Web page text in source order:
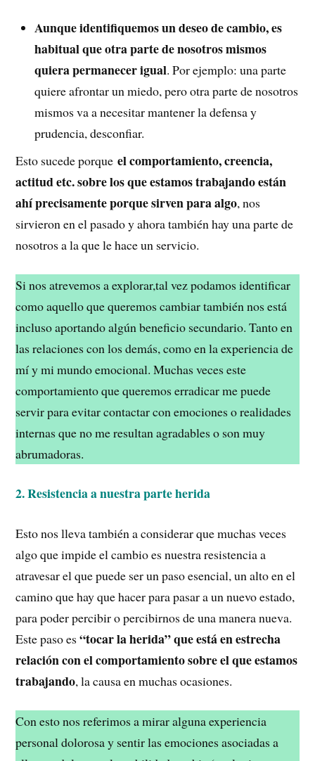
Aunque identifiquemos un deseo de cambio, es
habitual que otra parte de nosotros mismos
quiera permanecer igual. Por ejemplo: una parte
quiere afrontar un miedo, pero otra parte de nosotros
mismos va a necesitar mantener la defensa y
prudencia, desconfiar.
Esto sucede porqueel comportamiento, creencia,
actitud etc. sobre los que estamos trabajando están
ahí precisamente porque sirven para algo, nos
sirvieron en el pasado y ahora también hay una parte de
nosotros a la que le hace un servicio.
Si nos atrevemos a explorar,tal vez podamos identificar
como aquello que queremos cambiar también nos está
incluso aportando algún beneficio secundario. Tanto en
las relaciones con los demás, como en la experiencia de
mí y mi mundo emocional. Muchas veces este
comportamiento que queremos erradicar me puede
servir para evitar contactar con emociones o realidades
internas que no me resultan agradables o son muy
abrumadoras.
2. Resistencia a nuestra parte herida
Esto nos lleva también a considerar que muchas veces
algo que impide el cambio es nuestra resistencia a
atravesar el que puede ser un paso esencial, un alto en el
camino que hay que hacer para pasar a un nuevo estado,
para poder percibir o percibirnos de una manera nueva.
Este paso es“tocar la herida” que está en estrecha
relación con el comportamiento sobre el que estamos
trabajando, la causa en muchas ocasiones.
Con esto nos referimos a mirar alguna experiencia
personal dolorosa y sentir las emociones asociadas a